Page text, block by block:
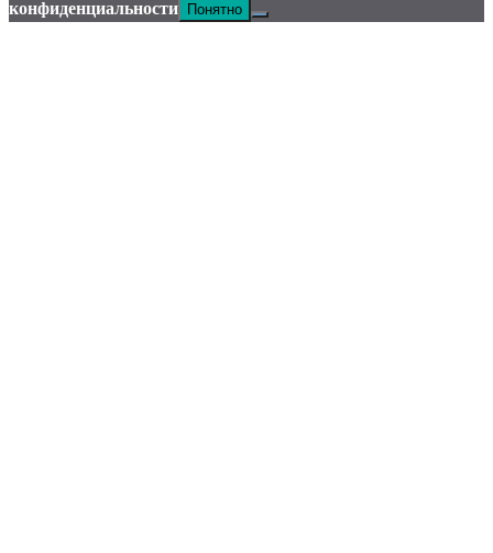
конфиденциальности Понятно